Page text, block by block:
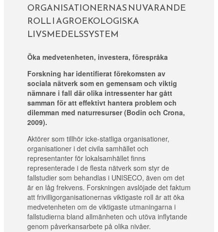
ORGANISATIONERNAS NUVARANDE
ROLL I AGROEKOLOGISKA
LIVSMEDELSSYSTEM
Öka medvetenheten, investera, förespråka
Forskning har identifierat förekomsten av
sociala nätverk som en gemensam och viktig
nämnare i fall där olika intressenter har gått
samman för att effektivt hantera problem och
dilemman med naturresurser (Bodin och Crona,
2009).
Aktörer som tillhör icke-statliga organisationer,
organisationer i det civila samhället och
representanter för lokalsamhället finns
representerade i de flesta nätverk som styr de
fallstudier som behandlas i UNISECO, även om det
är en låg frekvens. Forskningen avslöjade det faktum
att frivilligorganisationernas viktigaste roll är att öka
medvetenheten om de viktigaste utmaningarna i
fallstudierna bland allmänheten och utöva inflytande
genom påverkansarbete på olika nivåer.